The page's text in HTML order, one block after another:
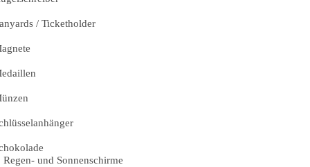
/ Ticketholder
Regen- und Sonnenschirme